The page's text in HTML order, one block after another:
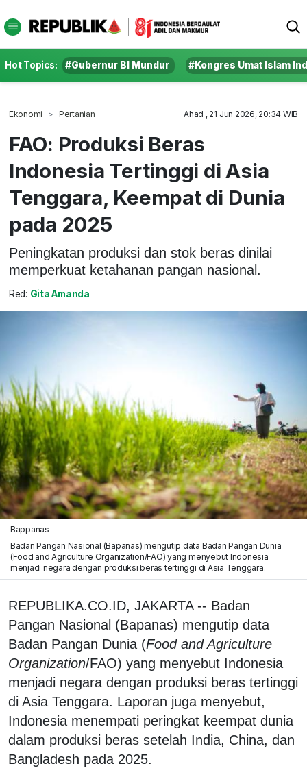
Hot Topics: #Gubernur BI Mundur #Kongres Umat Islam
Ekonomi Pertanian Ahad , 21 Jun 2026, 20:34 WIB
FAO: Produksi Beras
Indonesia Tertinggi di Asia
Tenggara, Keempat di Dunia
pada 2025
Peningkatan produksi dan stok beras dinilai
memperkuat ketahanan pangan nasional.
Red: Gita Amanda
Bappanas
Badan Pangan Nasional (Bapanas) mengutip data Badan Pangan Dunia
(Food and Agriculture Organization/FAO) yang menyebut Indonesia
menjadi negara dengan produksi beras tertinggi di Asia Tenggara.
REPUBLIKA.CO.ID, JAKARTA -- Badan
Pangan Nasional (Bapanas) mengutip data
Badan Pangan Dunia (Food and Agriculture
Organization/FAO) yang menyebut Indonesia
menjadi negara dengan produksi beras tertinggi
di Asia Tenggara. Laporan juga menyebut,
Indonesia menempati peringkat keempat dunia
dalam produksi beras setelah India, China, dan
Bangladesh pada 2025.